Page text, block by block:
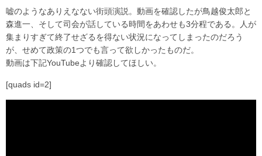
嘘のようなありえなない街頭演説。動画を確認したが鳥越俊太郎と
森進一、そして司会が話している時間をあわせも3分程である。人が
集まりすぎて終了せざるを得ない状況になってしまったのだろう
が、せめて政策の1つでも言って欲しかったものだ。
動画は下記YouTubeより確認してほしい。
[quads id=2]